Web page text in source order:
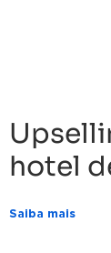
hotel
Saiba mais